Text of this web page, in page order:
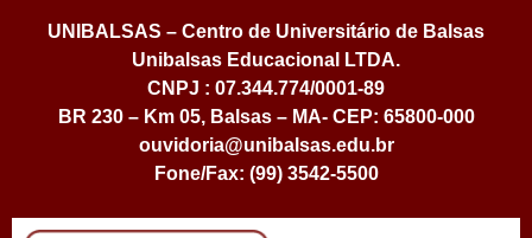
UNIBALSAS – Centro de Universitário de Balsas
Unibalsas Educacional LTDA.
CNPJ : 07.344.774/0001-89
BR 230 – Km 05, Balsas – MA- CEP: 65800-000
ouvidoria@unibalsas.edu.br
Fone/Fax: (99) 3542-5500